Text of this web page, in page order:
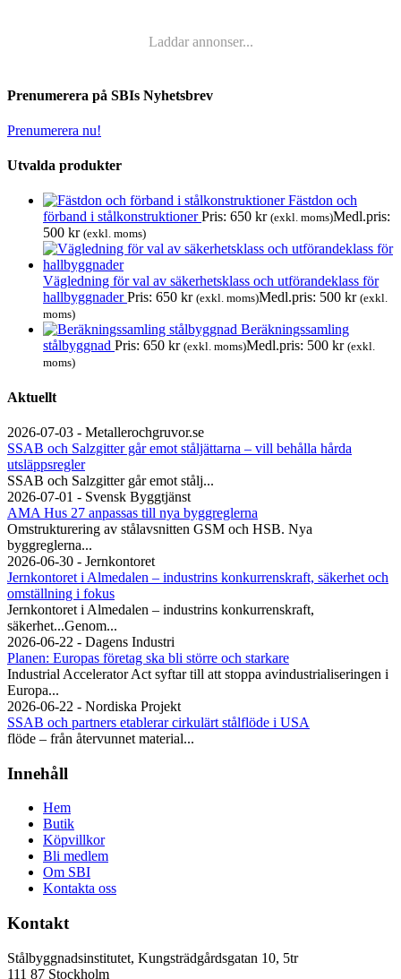
Laddar annonser...
Prenumerera på SBIs Nyhetsbrev
Prenumerera nu!
Utvalda produkter
Fästdon och
förband i stålkonstruktioner Pris: 650 kr (exkl. moms)Medl.pris:
500 kr (exkl. moms)
Vägledning för val av säkerhetsklass och utförandeklass för
hallbyggnader Pris: 650 kr (exkl. moms)Medl.pris: 500 kr (exkl.
moms)
Beräkningssamling
stålbyggnad Pris: 650 kr (exkl. moms)Medl.pris: 500 kr (exkl.
moms)
Aktuellt
2026-07-03 - Metallerochgruvor.se
SSAB och Salzgitter går emot ståljättarna – vill behålla hårda
utsläppsregler
SSAB och Salzgitter går emot stålj...
2026-07-01 - Svensk Byggtjänst
AMA Hus 27 anpassas till nya byggreglerna
Omstrukturering av stålavsnitten GSM och HSB. Nya
byggreglerna...
2026-06-30 - Jernkontoret
Jernkontoret i Almedalen – industrins konkurrenskraft, säkerhet och
omställning i fokus
Jernkontoret i Almedalen – industrins konkurrenskraft,
säkerhet...Genom...
2026-06-22 - Dagens Industri
Planen: Europas företag ska bli större och starkare
Industrial Accelerator Act syftar till att stoppa avindustrialiseringen i
Europa...
2026-06-22 - Nordiska Projekt
SSAB och partners etablerar cirkulärt stålflöde i USA
flöde – från återvunnet material...
Innehåll
Hem
Butik
Köpvillkor
Bli medlem
Om SBI
Kontakta oss
Kontakt
Stålbyggnadsinstitutet, Kungsträdgårdsgatan 10, 5tr
111 87 Stockholm